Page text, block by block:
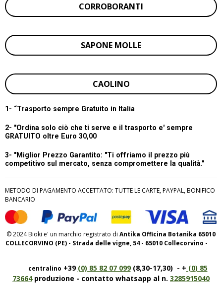
CORROBORANTI
SAPONE MOLLE
CAOLINO
1- “Trasporto sempre Gratuito in Italia
2- "Ordina solo ciò che ti serve e il trasporto e' sempre
GRATUITO oltre Euro 30,00
3- "Miglior Prezzo Garantito: "Ti offriamo il prezzo più
competitivo sul mercato, senza compromettere la qualità."
METODO DI PAGAMENTO ACCETTATO: TUTTE LE CARTE, PAYPAL, BONIFICO
BANCARIO
© 2024 Bioki e' un marchio registrato di Antika Officina Botanika 65010
COLLECORVINO (PE) - Strada delle vigne, 54 - 65010 Collecorvino -
centralino +39 (0) 85 82 07 099(8,30-17,30) - + (0) 85
73664produzione - contatto whatsapp al n. 3285915040